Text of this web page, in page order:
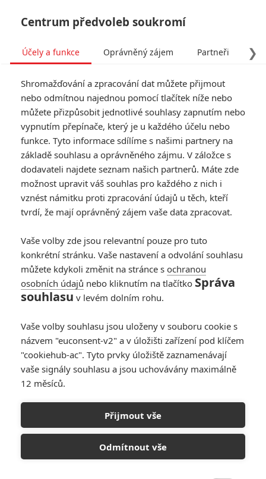
Tag: Ashleys War
ČLÁNKY FILMY(0) OSOBY(0) VIDEA (0)
Bleskovky: Šéfové
Disneyho a Netflixu
si loni přišli na obří
Anarvin | 20.01.2021 22:28
RECENZE FILMŮ
10
Schnirch nebarví hnus českých dějin
narůžovo
5
Recenze: Záhada strašidelného
zámku úroveň štědrovečerních
Centrum předvoleb soukromí
❯
Účely a funkce Oprávněný zájem Partneři
Shromažďování a zpracování dat můžete přijmout
nebo odmítnou najednou pomocí tlačítek níže nebo
můžete přizpůsobit jednotlivé souhlasy zapnutím nebo
vypnutím přepínače, který je u každého účelu nebo
funkce. Tyto informace sdílíme s našimi partnery na
základě souhlasu a oprávněného zájmu. V záložce s
dodavateli najdete seznam našich partnerů. Máte zde
možnost upravit váš souhlas pro každého z nich i
vznést námitku proti zpracování údajů u těch, kteří
tvrdí, že mají oprávněný zájem vaše data zpracovat.
Vaše volby zde jsou relevantní pouze pro tuto
konkrétní stránku. Vaše nastavení a odvolání souhlasu
můžete kdykoli změnit na stránce s ochranou
osobních údajů nebo kliknutím na tlačítko Správa
souhlasu v levém dolním rohu.
Vaše volby souhlasu jsou uloženy v souboru cookie s
názvem "euconsent-v2" a v úložišti zařízení pod klíčem
"cookiehub-ac". Tyto prvky úložiště zaznamenávají
vaše signály souhlasu a jsou uchovávány maximálně
12 měsíců.
Přijmout vše
Odmítnout vše